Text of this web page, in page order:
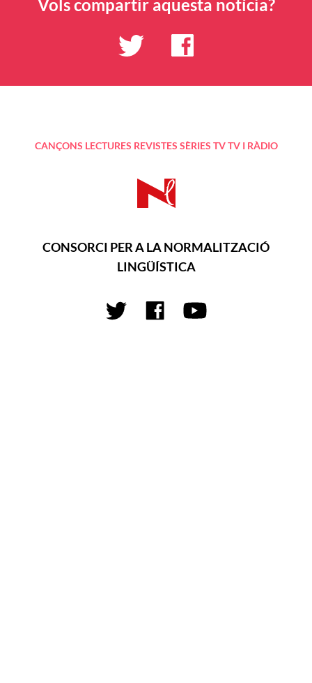
Vols compartir aquesta notícia?
CANÇONS LECTURES REVISTES SÈRIES TV TV I RÀDIO
CONSORCI PER A LA NORMALITZACIÓ
LINGÜÍSTICA